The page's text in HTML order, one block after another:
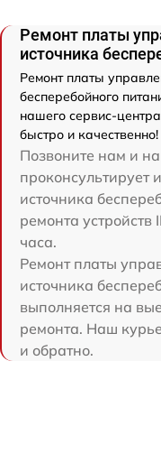
Ремонт платы
источника
Ремонт платы
бесперебойного
нашего сервис-
быстро и качественно!
Позвоните нам и
проконсультирует
источника
ремонта
часа.
Ремонт платы
источника
выполняется на
ремонта. Наш
и обратно.